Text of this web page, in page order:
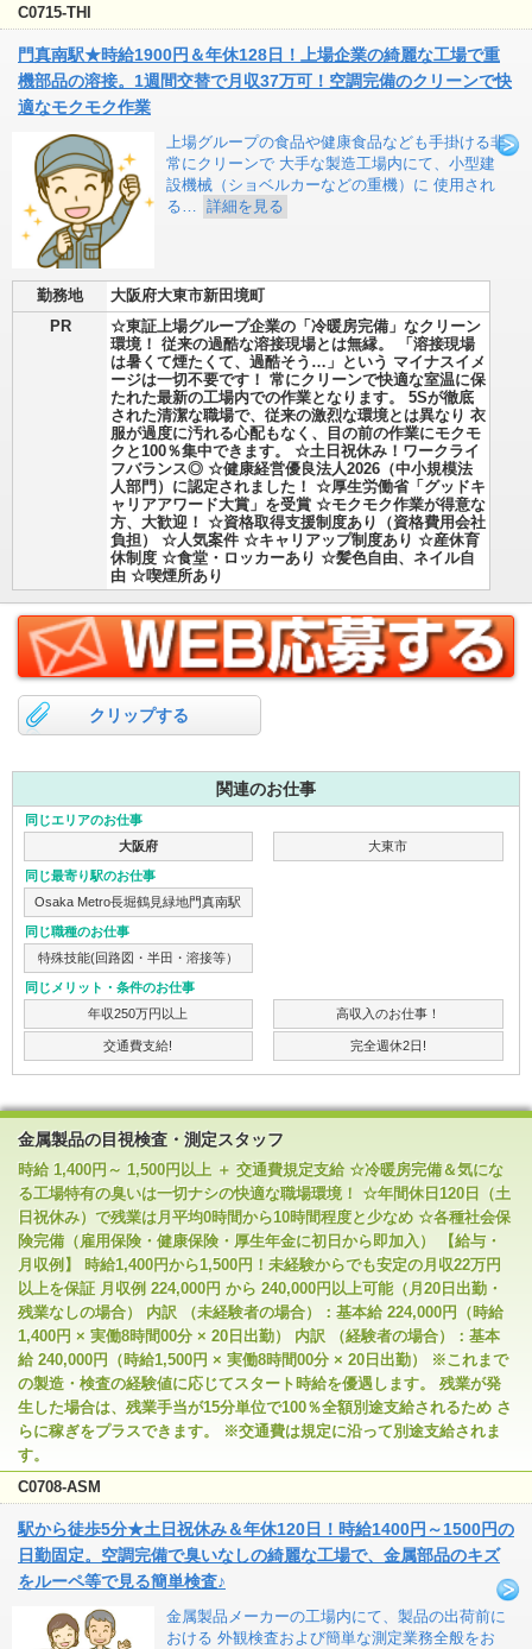
C0715-THI
門真南駅★時給1900円＆年休128日！上場企業の綺麗な工場で重
機部品の溶接。1週間交替で月収37万可！空調完備のクリーンで快
適なモクモク作業
上場グループの食品や健康食品なども手掛ける非
常にクリーンで 大手な製造工場内にて、小型建
設機械（ショベルカーなどの重機）に 使用され
る…
詳細を見る
勤務地
大阪府大東市新田境町
PR
☆東証上場グループ企業の「冷暖房完備」なクリーン
環境！ 従来の過酷な溶接現場とは無縁。 「溶接現場
は暑くて煙たくて、過酷そう…」という マイナスイメ
ージは一切不要です！ 常にクリーンで快適な室温に保
たれた最新の工場内での作業となります。 5Sが徹底
された清潔な職場で、従来の激烈な環境とは異なり 衣
服が過度に汚れる心配もなく、目の前の作業にモクモ
クと100％集中できます。 ☆土日祝休み！ワークライ
フバランス◎ ☆健康経営優良法人2026（中小規模法
人部門）に認定されました！ ☆厚生労働省「グッドキ
ャリアアワード大賞」を受賞 ☆モクモク作業が得意な
方、大歓迎！ ☆資格取得支援制度あり（資格費用会社
負担） ☆人気案件 ☆キャリアップ制度あり ☆産休育
休制度 ☆食堂・ロッカーあり ☆髪色自由、ネイル自
由 ☆喫煙所あり
クリップする
関連のお仕事
同じエリアのお仕事
大阪府
大東市
同じ最寄り駅のお仕事
Osaka Metro長堀鶴見緑地門真南駅
同じ職種のお仕事
特殊技能(回路図・半田・溶接等）
同じメリット・条件のお仕事
年収250万円以上
高収入のお仕事！
交通費支給! 完全週休2日!
金属製品の目視検査・測定スタッフ
時給 1,400円～ 1,500円以上 ＋ 交通費規定支給 ☆冷暖房完備＆気にな
る工場特有の臭いは一切ナシの快適な職場環境！ ☆年間休日120日（土
日祝休み）で残業は月平均0時間から10時間程度と少なめ ☆各種社会保
険完備（雇用保険・健康保険・厚生年金に初日から即加入） 【給与・
月収例】 時給1,400円から1,500円！未経験からでも安定の月収22万円
以上を保証 月収例 224,000円 から 240,000円以上可能（月20日出勤・
残業なしの場合） 内訳 （未経験者の場合）：基本給 224,000円（時給
1,400円 × 実働8時間00分 × 20日出勤） 内訳 （経験者の場合）：基本
給 240,000円（時給1,500円 × 実働8時間00分 × 20日出勤） ※これまで
の製造・検査の経験値に応じてスタート時給を優遇します。 残業が発
生した場合は、残業手当が15分単位で100％全額別途支給されるため さ
らに稼ぎをプラスできます。 ※交通費は規定に沿って別途支給されま
す。
C0708-ASM
駅から徒歩5分★土日祝休み＆年休120日！時給1400円～1500円の
日勤固定。空調完備で臭いなしの綺麗な工場で、金属部品のキズ
をルーペ等で見る簡単検査♪
金属製品メーカーの工場内にて、製品の出荷前に
おける 外観検査および簡単な測定業務全般をお